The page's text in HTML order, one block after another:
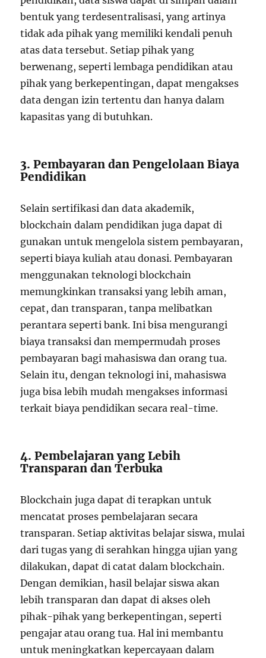
bentuk yang terdesentralisasi, yang artinya
tidak ada pihak yang memiliki kendali penuh
atas data tersebut. Setiap pihak yang
berwenang, seperti lembaga pendidikan atau
pihak yang berkepentingan, dapat mengakses
data dengan izin tertentu dan hanya dalam
kapasitas yang di butuhkan.
3. Pembayaran dan Pengelolaan Biaya
Pendidikan
Selain sertifikasi dan data akademik,
blockchain dalam pendidikan juga dapat di
gunakan untuk mengelola sistem pembayaran,
seperti biaya kuliah atau donasi. Pembayaran
menggunakan teknologi blockchain
memungkinkan transaksi yang lebih aman,
cepat, dan transparan, tanpa melibatkan
perantara seperti bank. Ini bisa mengurangi
biaya transaksi dan mempermudah proses
pembayaran bagi mahasiswa dan orang tua.
Selain itu, dengan teknologi ini, mahasiswa
juga bisa lebih mudah mengakses informasi
terkait biaya pendidikan secara real-time.
4. Pembelajaran yang Lebih
Transparan dan Terbuka
Blockchain juga dapat di terapkan untuk
mencatat proses pembelajaran secara
transparan. Setiap aktivitas belajar siswa, mulai
dari tugas yang di serahkan hingga ujian yang
dilakukan, dapat di catat dalam blockchain.
Dengan demikian, hasil belajar siswa akan
lebih transparan dan dapat di akses oleh
pihak-pihak yang berkepentingan, seperti
pengajar atau orang tua. Hal ini membantu
untuk meningkatkan kepercayaan dalam